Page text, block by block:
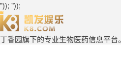
")); "));
丁香园旗下的专业生物医药信息平台。